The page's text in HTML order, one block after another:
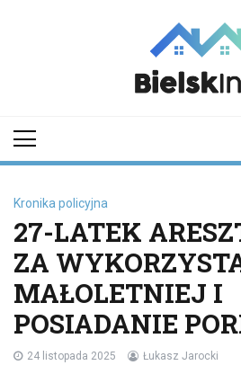
Kronika policyjna
27-LATEK
ZA
MAŁOLETNIEJ I
POSIADANIE
24 listopada 2025 Łukasz Jarocki